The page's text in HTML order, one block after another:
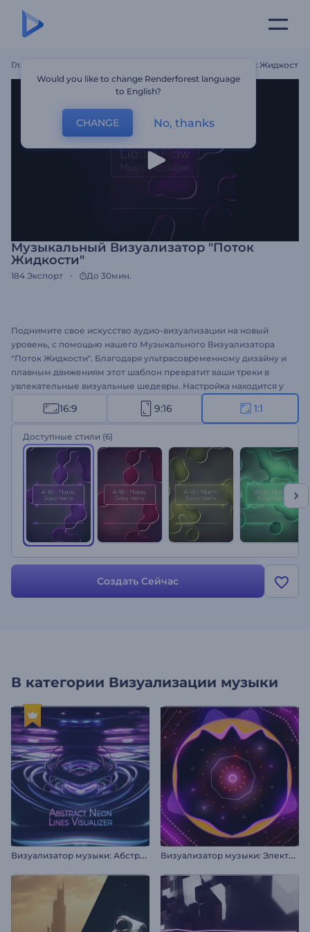
Главная Музыкальный Визуализатор "Поток Жидкости"
Музыкальный Визуализатор "Поток
Жидкости"
184 Экспорт До 30мин.
Поднимите свое искусство аудио-визуализации на новый
уровень, с помощью нашего Музыкального Визуализатора
"Поток Жидкости". Благодаря ультрасовременному дизайну и
плавным движениям этот шаблон превратит ваши треки в
увлекательные визуальные шедевры. Настройка находится у
вас под рукой, позволяя вам адаптировать визуализатор в
соответствии со стилем и настроением вашей музыки.
Загрузите свой трек, выберите один из цветовых стилей и
наблюдайте, как звуки оживают в симфонии жидких форм.
Идеально подходит для продвижения музыки, выпуска новых
синглов, YouTube каналов и многих других проектов.
Попробуйте прямо сейчас!
16:9 9:16 1:1
Доступные стили (6)
Создать Сейчас
В категории Визуализации музыки
В
изуализатор музыки: Абстрактные неоновые линии В
изуализатор музыки: Электро-хаус
Would you like to change Renderforest language
to English?
CHANGE No, thanks